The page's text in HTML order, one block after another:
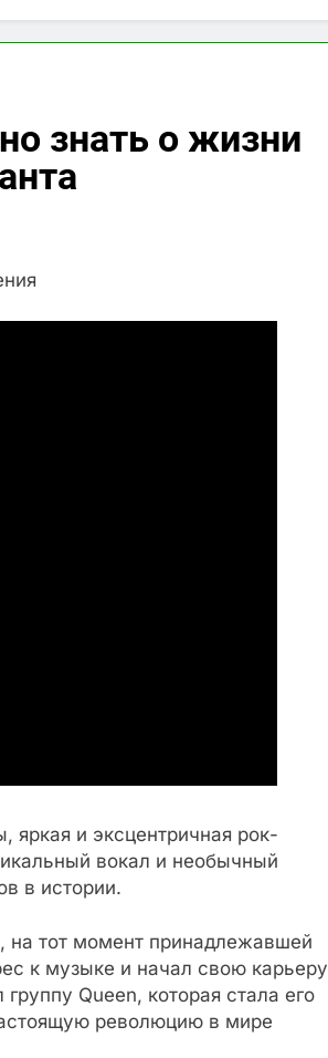
знать о жизни
яркая и эксцентричная рок-
вокал и необычный
в истории.
на тот момент принадлежавшей
к музыке и начал свою карьеру
Queen, которая стала его
революцию в мире